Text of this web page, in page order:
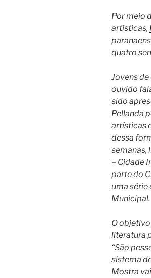
Por meio
artísticas,
quatro
Jovens
ouvido
sido
Pellanda
artísticas
dessa
semanas,
– Cidade
parte do
uma série
Municipal.
O
literatura
“São
sistema
Mostra